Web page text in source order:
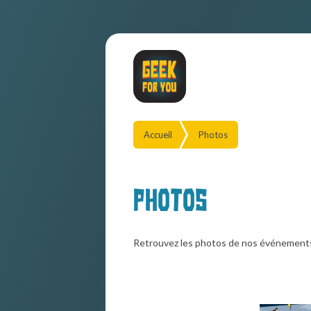
Accueil Photos
Photos
Retrouvez les photos de nos